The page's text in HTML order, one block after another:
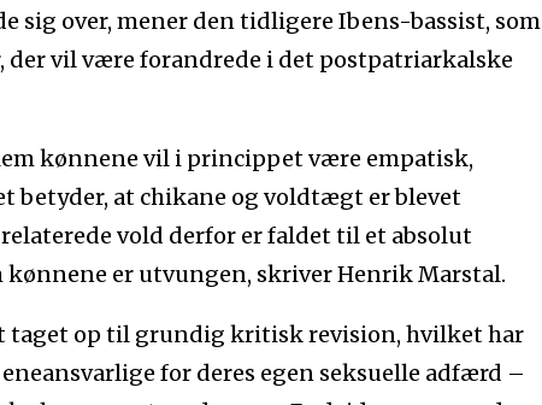
sig over, mener den tidligere Ibens-bassist, som
vil være forandrede i det postpatriarkalske
kønnene vil i princippet være empatisk,
betyder, at chikane og voldtægt er blevet
vold derfor er faldet til et absolut
er utvungen, skriver Henrik Marstal.
taget op til grundig kritisk revision, hvilket har
for deres egen seksuelle adfærd –